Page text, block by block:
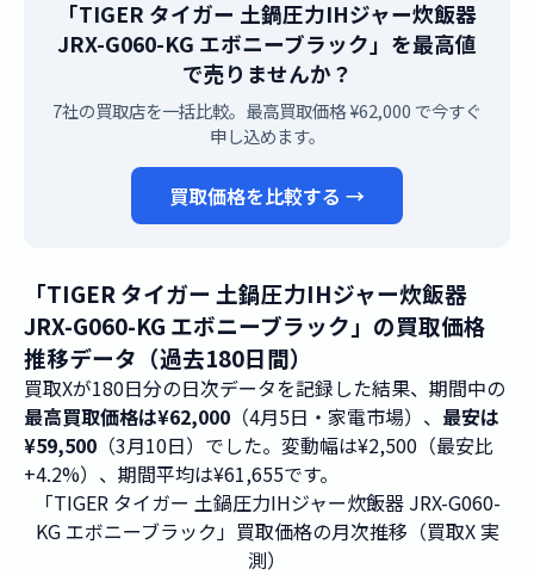
「TIGER タイガー 土鍋圧力IHジャー炊飯器
JRX-G060-KG エボニーブラック」を最高値
で売りませんか？
7社の買取店を一括比較。最高買取価格 ¥62,000 で今すぐ
申し込めます。
買取価格を比較する →
「TIGER タイガー 土鍋圧力IHジャー炊飯器
JRX-G060-KG エボニーブラック」の買取価格
推移データ（過去180日間）
買取Xが180日分の日次データを記録した結果、期間中の
最高買取価格は¥62,000 （4月5日・家電市場）、 最安は
¥59,500 （3月10日）でした。変動幅は¥2,500（最安比
+4.2%）、期間平均は¥61,655です。
「TIGER タイガー 土鍋圧力IHジャー炊飯器 JRX-G060-
KG エボニーブラック」買取価格の月次推移（買取X 実
測）